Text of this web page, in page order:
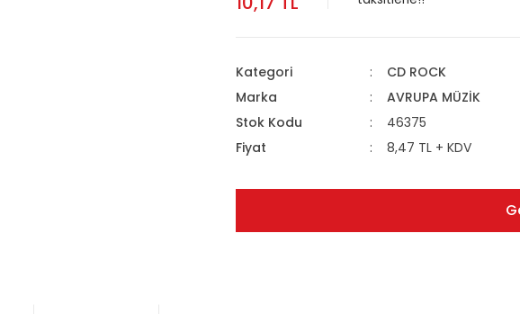
Kategori
CD ROCK
Marka
AVRUPA MÜZİK
Stok Kodu
46375
Fiyat
8,47 TL + KDV